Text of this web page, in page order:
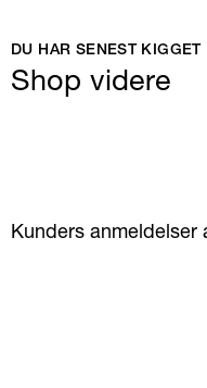
DU HAR SENEST KIGGET
Shop videre
Kunders anmeldelser